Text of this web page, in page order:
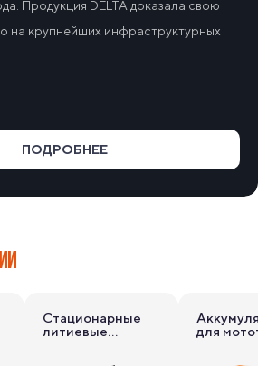
Продукция DELTA доказала свою
на крупнейших инфраструктурных
ПОДРОБНЕЕ
Стационарные
литиевые
для